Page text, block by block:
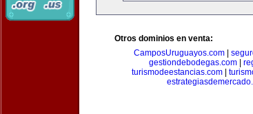
Otros dominios en venta:
CamposUruguayos.com|
gestiondebodegas.com|
turismodeestancias.com